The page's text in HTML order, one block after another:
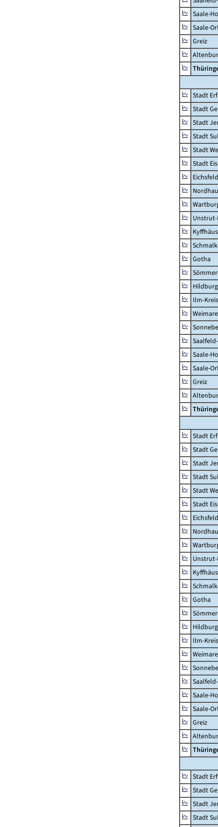
Saale-
Saale-
Greiz
Stadt
Stadt
Stadt
Stadt
Stadt
Stadt
Eichsfeld
Gotha
Ilm-Kreis
Saale-
Saale-
Greiz
Stadt
Stadt
Stadt
Stadt
Stadt
Stadt
Eichsfeld
Gotha
Ilm-Kreis
Saale-
Saale-
Greiz
Stadt
Stadt
Stadt
Stadt